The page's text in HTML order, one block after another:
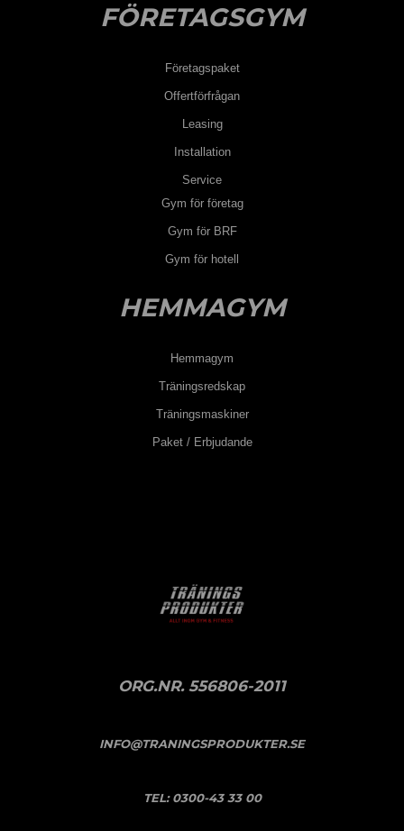
FÖRETAGSGYM
Företagspaket
Offertförfrågan
Leasing
Installation
Service
Gym för företag
Gym för BRF
Gym för hotell
HEMMAGYM
Hemmagym
Träningsredskap
Träningsmaskiner
Paket / Erbjudande
ORG.NR. 556806-2011
INFO@TRANINGSPRODUKTER.SE
TEL:0300-43 33 00